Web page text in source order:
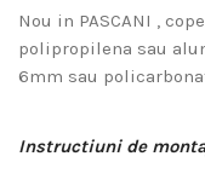
Nou in PASCANI ,
polipropilena sau
6mm sau
Instructiuni de